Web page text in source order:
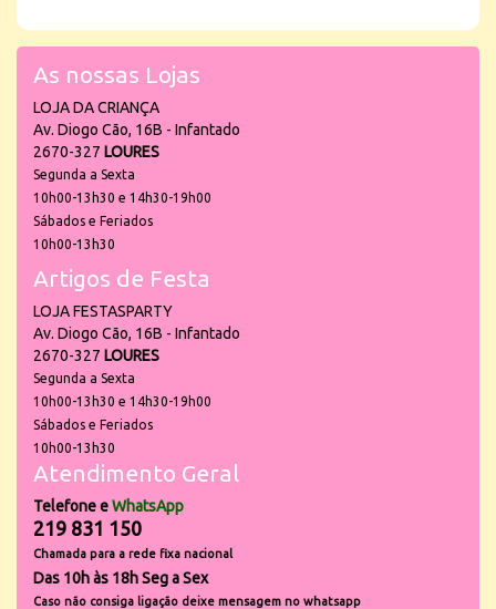
As nossas Lojas
LOJA DA CRIANÇA
Av. Diogo Cão, 16B - Infantado
2670-327 LOURES
Segunda a Sexta
10h00-13h30 e 14h30-19h00
Sábados e Feriados
10h00-13h30
Artigos de Festa
LOJA FESTASPARTY
Av. Diogo Cão, 16B - Infantado
2670-327 LOURES
Segunda a Sexta
10h00-13h30 e 14h30-19h00
Sábados e Feriados
10h00-13h30
Atendimento Geral
Telefone eWhatsApp
219 831 150
Chamada para a rede fixa nacional
Das 10h às 18h Seg a Sex
Caso não consiga ligação deixe mensagem no whatsapp